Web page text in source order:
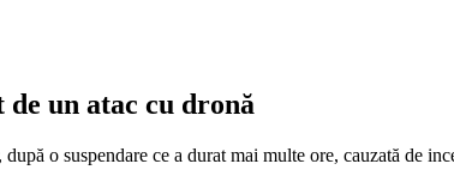
un atac cu dronă
o suspendare ce a durat mai multe ore, cauzată de